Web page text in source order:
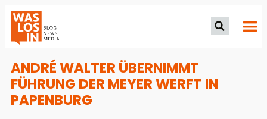
ANDRÉ WALTER ÜBERNIMMT
FÜHRUNG DER MEYER WERFT IN
PAPENBURG